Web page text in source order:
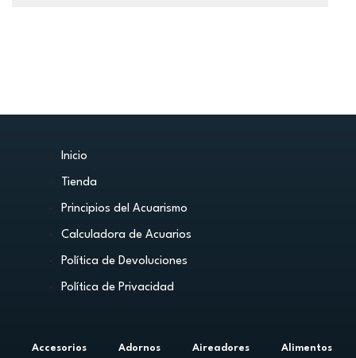
Inicio
Tienda
Principios del Acuarismo
Calculadora de Acuarios
Política de Devoluciones
Política de Privacidad
Accesorios Adornos Aireadores Alimentos